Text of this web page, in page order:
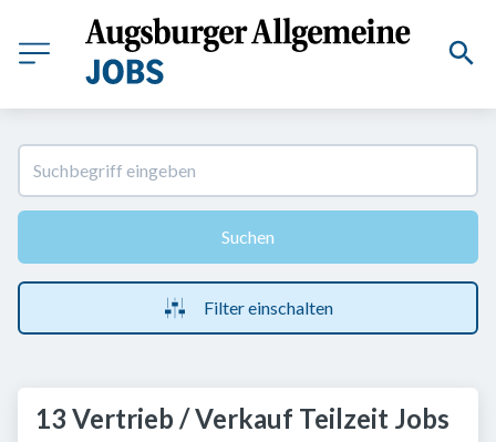
Suchen
Filter einschalten
13 Vertrieb / Verkauf Teilzeit Jobs